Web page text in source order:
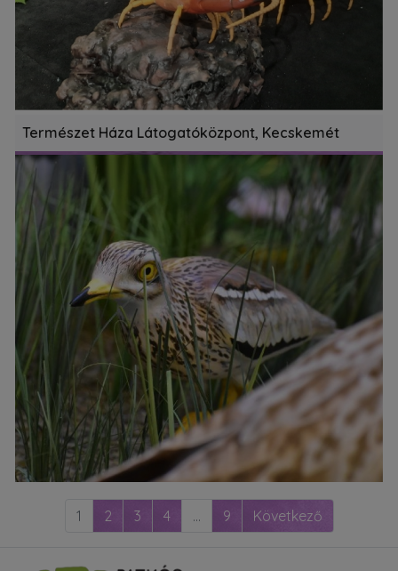
Természet Háza Látogatóközpont, Kecskemét
1 2 3 4 ... 9 Következő